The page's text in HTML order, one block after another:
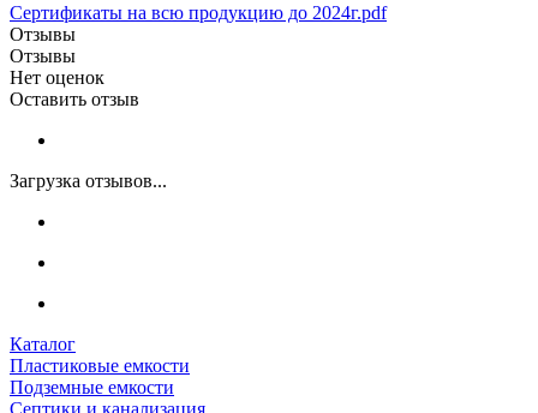
Сертификаты на всю продукцию до 2024г.pdf
Отзывы
Отзывы
Нет оценок
Оставить отзыв
Загрузка отзывов...
Каталог
Пластиковые емкости
Подземные емкости
Септики и канализация